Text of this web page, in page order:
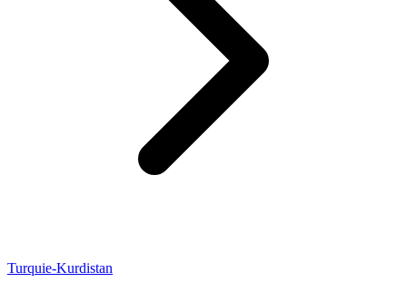
Turquie-Kurdistan